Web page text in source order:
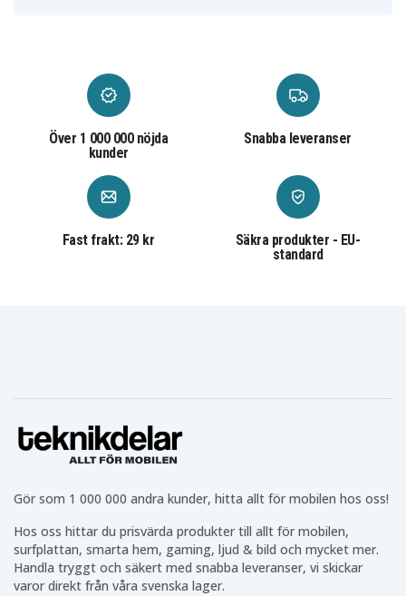
Över 1 000 000 nöjda
kunder
Snabba leveranser
Fast frakt: 29 kr
Säkra produkter - EU-
standard
Gör som 1 000 000 andra kunder, hitta allt för mobilen hos oss!
Hos oss hittar du prisvärda produkter till allt för mobilen,
surfplattan, smarta hem, gaming, ljud & bild och mycket mer.
Handla tryggt och säkert med snabba leveranser, vi skickar
varor direkt från våra svenska lager.